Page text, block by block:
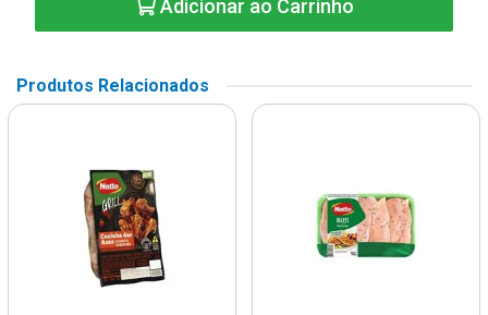
Adicionar ao Carrinho
Produtos Relacionados